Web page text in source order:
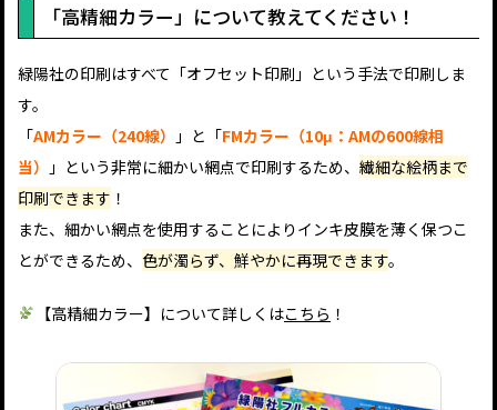
「高精細カラー」について教えてください！
緑陽社の印刷はすべて「オフセット印刷」という手法で印刷しま
す。
「AMカラー（240線） 」と「FMカラー（10μ：AMの600線相
当）
」という非常に細かい網点で印刷するため、 繊細な絵柄まで
印刷できます ！
また、細かい網点を使用することによりインキ皮膜を薄く保つこ
とができるため、 色が濁らず、鮮やかに再現できます。
【高精細カラー】について詳しくはこちら ！